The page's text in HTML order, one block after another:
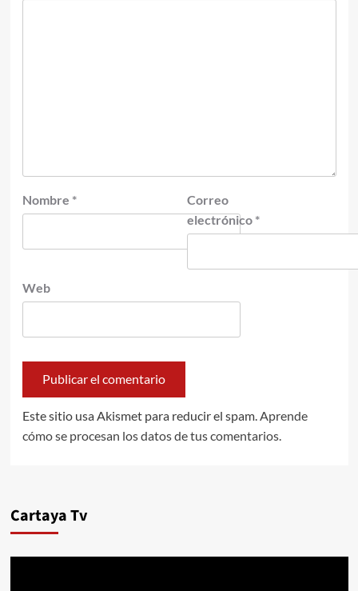
Nombre *
Correo
electrónico *
Web
Este sitio usa Akismet para reducir el spam. Aprende
cómo se procesan los datos de tus comentarios.
Cartaya Tv